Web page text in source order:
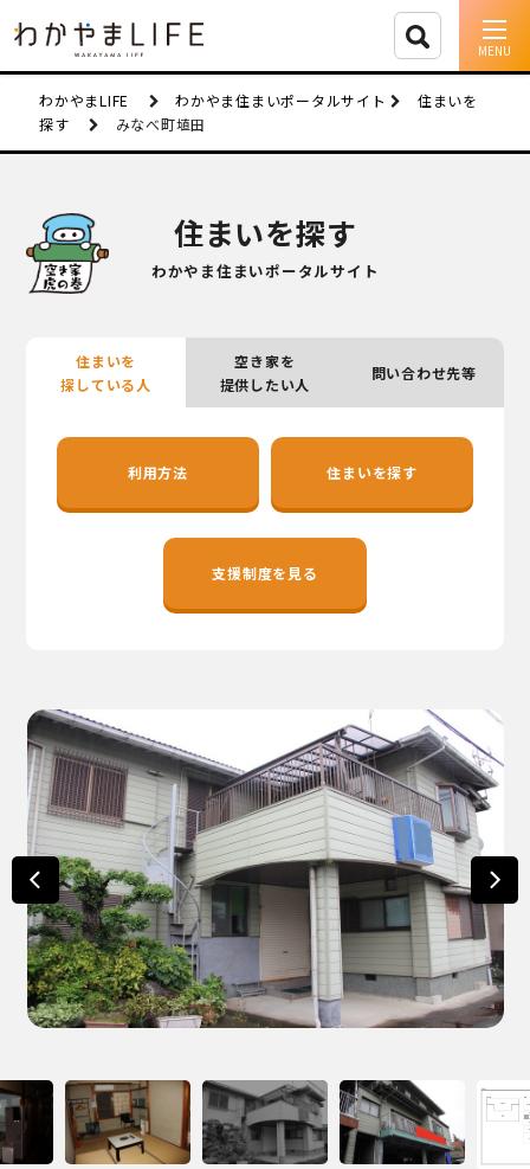
イベント情報
移住支援
しごと
市町村を探す
移住者インタビュー
動画
地域おこし協力隊
わかやまLIFE わかやま住まいポータルサイト
住まいを
探す
みなべ町埴田
住まいを探す
わかやま住まいポータルサイト
住まいを
探している人
空き家を
提供したい人
問い合わせ先等
利用方法 住まいを探す
支援制度を見る